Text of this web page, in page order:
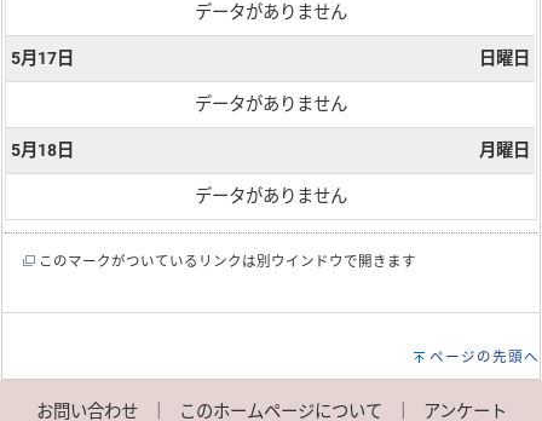
データがありません
5月17日 日曜日
データがありません
5月18日 月曜日
データがありません
このマークがついているリンクは別ウインドウで開きます
ページの先頭へ
お問い合わせ このホームページについて アンケート